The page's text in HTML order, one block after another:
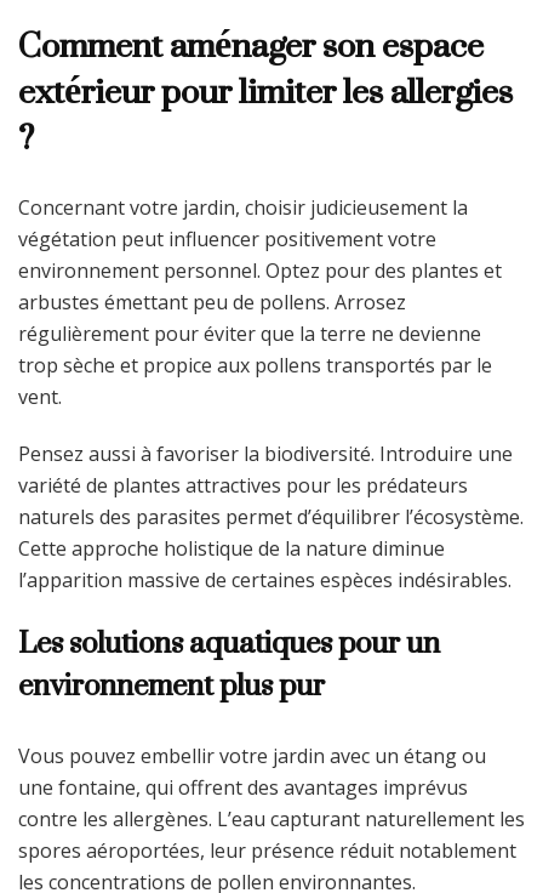
Comment aménager son espace
extérieur pour limiter les allergies
?
Concernant votre jardin, choisir judicieusement la
végétation peut influencer positivement votre
environnement personnel. Optez pour des plantes et
arbustes émettant peu de pollens. Arrosez
régulièrement pour éviter que la terre ne devienne
trop sèche et propice aux pollens transportés par le
vent.
Pensez aussi à favoriser la biodiversité. Introduire une
variété de plantes attractives pour les prédateurs
naturels des parasites permet d’équilibrer l’écosystème.
Cette approche holistique de la nature diminue
l’apparition massive de certaines espèces indésirables.
Les solutions aquatiques pour un
environnement plus pur
Vous pouvez embellir votre jardin avec un étang ou
une fontaine, qui offrent des avantages imprévus
contre les allergènes. L’eau capturant naturellement les
spores aéroportées, leur présence réduit notablement
les concentrations de pollen environnantes.